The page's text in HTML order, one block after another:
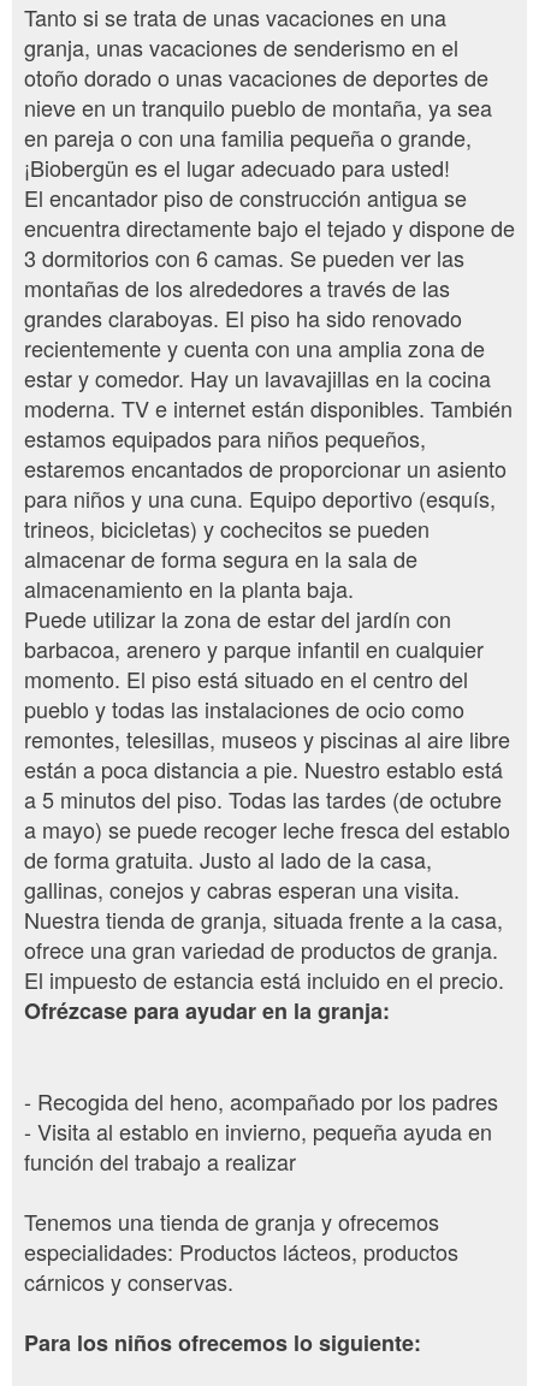
Tanto si se trata de unas vacaciones en una
granja, unas vacaciones de senderismo en el
otoño dorado o unas vacaciones de deportes de
nieve en un tranquilo pueblo de montaña, ya sea
en pareja o con una familia pequeña o grande,
¡Biobergün es el lugar adecuado para usted!
El encantador piso de construcción antigua se
encuentra directamente bajo el tejado y dispone de
3 dormitorios con 6 camas. Se pueden ver las
montañas de los alrededores a través de las
grandes claraboyas. El piso ha sido renovado
recientemente y cuenta con una amplia zona de
estar y comedor. Hay un lavavajillas en la cocina
moderna. TV e internet están disponibles. También
estamos equipados para niños pequeños,
estaremos encantados de proporcionar un asiento
para niños y una cuna. Equipo deportivo (esquís,
trineos, bicicletas) y cochecitos se pueden
almacenar de forma segura en la sala de
almacenamiento en la planta baja.
Puede utilizar la zona de estar del jardín con
barbacoa, arenero y parque infantil en cualquier
momento. El piso está situado en el centro del
pueblo y todas las instalaciones de ocio como
remontes, telesillas, museos y piscinas al aire libre
están a poca distancia a pie. Nuestro establo está
a 5 minutos del piso. Todas las tardes (de octubre
a mayo) se puede recoger leche fresca del establo
de forma gratuita. Justo al lado de la casa,
gallinas, conejos y cabras esperan una visita.
Nuestra tienda de granja, situada frente a la casa,
ofrece una gran variedad de productos de granja.
El impuesto de estancia está incluido en el precio.
Ofrézcase para ayudar en la granja:
- Recogida del heno, acompañado por los padres
- Visita al establo en invierno, pequeña ayuda en
función del trabajo a realizar
Tenemos una tienda de granja y ofrecemos
especialidades: Productos lácteos, productos
cárnicos y conservas.
Para los niños ofrecemos lo siguiente: